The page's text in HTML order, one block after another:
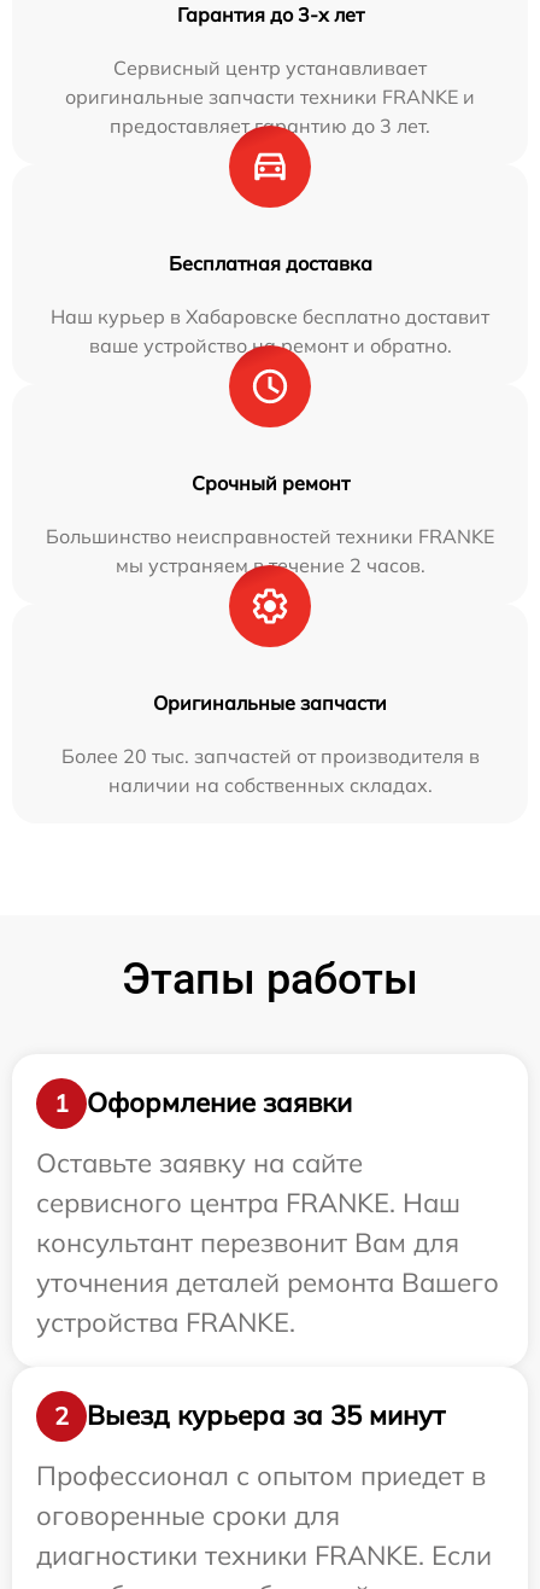
Гарантия до 3-х лет
Сервисный центр устанавливает
оригинальные запчасти техники FRANKE и
предоставляет гарантию до 3 лет.
Бесплатная доставка
Наш курьер в Хабаровске бесплатно доставит
ваше устройство на ремонт и обратно.
Срочный ремонт
Большинство неисправностей техники FRANKE
мы устраняем в течение 2 часов.
Оригинальные запчасти
Более 20 тыс. запчастей от производителя в
наличии на собственных складах.
Этапы работы
1
Оформление заявки
Оставьте заявку на сайте
сервисного центра FRANKE. Наш
консультант перезвонит Вам для
уточнения деталей ремонта Вашего
устройства FRANKE.
2
Выезд курьера за 35 минут
Профессионал с опытом приедет в
оговоренные сроки для
диагностики техники FRANKE. Если